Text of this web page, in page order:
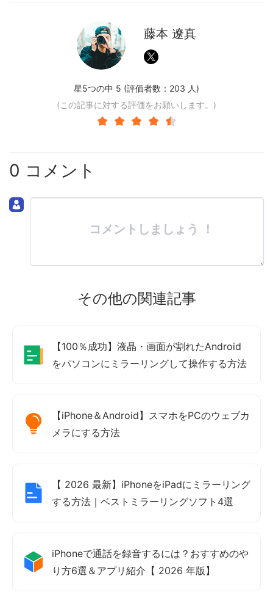
藤本 遼真
星5つの中 5 (評価者数： 203 人)
(この記事に対する評価をお願いします。)
0 コメント
コメントしましょう ！
その他の関連記事
【100％成功】液晶・画面が割れたAndroid
をパソコンにミラーリングして操作する方法
【iPhone＆Android】スマホをPCのウェブカ
メラにする方法
【 2026 最新】iPhoneをiPadにミラーリング
する方法｜ベストミラーリングソフト4選
iPhoneで通話を録音するには？おすすめのや
り方6選＆アプリ紹介【 2026 年版】